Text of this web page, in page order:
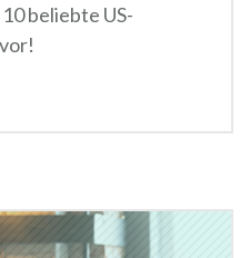
beliebte US-